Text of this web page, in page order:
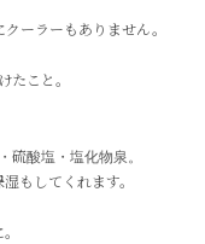
ーラーもありません。
たこと。
硫酸塩・塩化物泉。
もしてくれます。